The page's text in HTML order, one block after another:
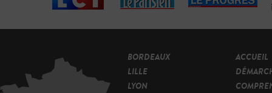
BORDEAUX
LILLE
LYON
ACCUEIL